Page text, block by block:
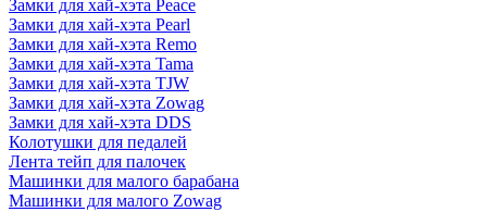
Замки для хай-хэта Peace
Замки для хай-хэта Pearl
Замки для хай-хэта Remo
Замки для хай-хэта Tama
Замки для хай-хэта TJW
Замки для хай-хэта Zowag
Замки для хай-хэта DDS
Колотушки для педалей
Лента тейп для палочек
Машинки для малого барабана
Машинки для малого Zowag